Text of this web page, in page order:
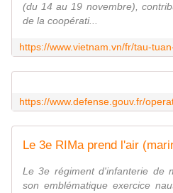
(du 14 au 19 novembre),
de la coopérati...
Le 3e régiment d'infanterie de
son emblématique exercice